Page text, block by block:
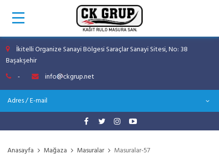
İkitelli Organize Sanayi Bölgesi Saraçlar Sanayi Sitesi, No: 38
Başakşehir
-
info ckgrup.net
Adres / E-mail
Anasayfa Mağaza Masuralar Masuralar-57